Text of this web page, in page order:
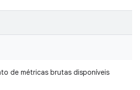
de métricas brutas disponíveis